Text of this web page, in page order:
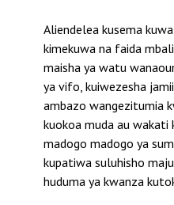
Aliendelea kusema
kimekuwa na faida
maisha ya watu
ya vifo, kuiwezesha
ambazo wangezitumia
kuokoa muda au wakati
madogo madogo ya
kupatiwa suluhisho
huduma ya kwanza